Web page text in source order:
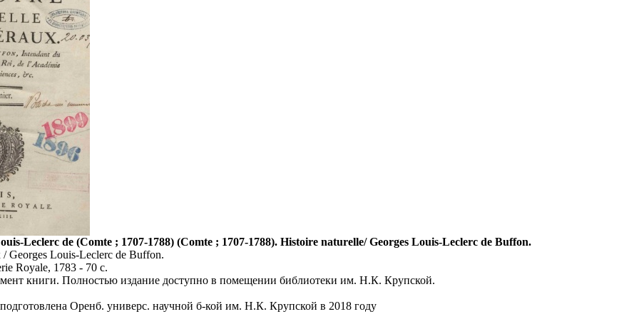
Leclerc de (Comte ; 1707-1788) (Comte ; 1707-1788). Histoire naturelle/ Georges Louis-Leclerc de Buffon.
/ Georges Louis-Leclerc de Buffon.
Royale, 1783 - 70 с.
книги. Полностью издание доступно в помещении библиотеки им. Н.К. Крупской.
Оренб. универс. научной б-кой им. Н.К. Крупской в 2018 году